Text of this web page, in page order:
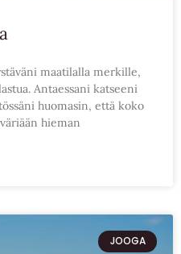
maatilalla merkille,
Antaessani katseeni
huomasin, että koko
hieman
JOOGA